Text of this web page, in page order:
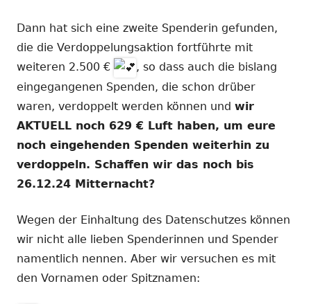
Dann hat sich eine zweite Spenderin gefunden,
die die Verdoppelungsaktion fortführte mit
weiteren 2.500 €
, so dass auch die bislang
eingegangenen Spenden, die schon drüber
waren, verdoppelt werden können und wir
AKTUELL noch 629 € Luft haben, um eure
noch eingehenden Spenden weiterhin zu
verdoppeln. Schaffen wir das noch bis
26.12.24 Mitternacht?
Wegen der Einhaltung des Datenschutzes können
wir nicht alle lieben Spenderinnen und Spender
namentlich nennen. Aber wir versuchen es mit
den Vornamen oder Spitznamen: